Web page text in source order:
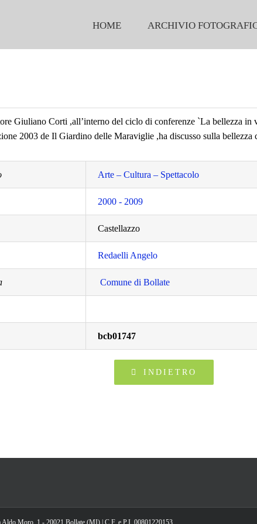
HOME ARCHIVIO
Giuliano Corti ,all’interno del ciclo di conferenze `La bellezza in
2003 de Il Giardino delle Maraviglie ,ha discusso sulla
Arte – Cultura – Spettacolo
2000 - 2009
Castellazzo
Redaelli Angelo
Comune di Bollate
bcb01747
INDIETRO
Aldo Moro, 1 - 20021 Bollate (MI) | C.F. e P.I. 00801220153